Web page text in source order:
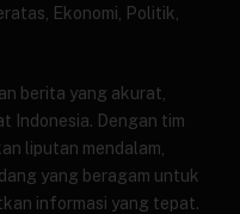
Ekonomi, Politik,
berita yang akurat,
Indonesia. Dengan tim
liputan mendalam,
yang beragam untuk
informasi yang tepat.